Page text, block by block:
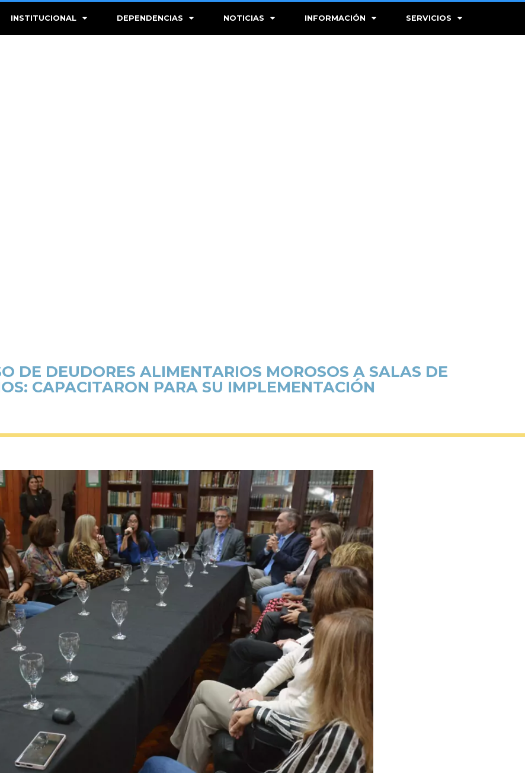
INSTITUCIONAL DEPENDENCIAS NOTICIAS INFORMACIÓN SERVICIOS
DE DEUDORES ALIMENTARIOS MOROSOS A SALAS DE
CAPACITARON PARA SU IMPLEMENTACIÓN